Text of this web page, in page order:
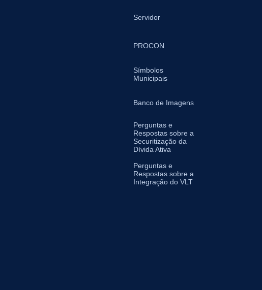
Servidor
PROCON
Símbolos
Municipais
Banco de Imagens
Perguntas e
Respostas sobre a
Securitização da
Dívida Ativa
Perguntas e
Respostas sobre a
Integração do VLT